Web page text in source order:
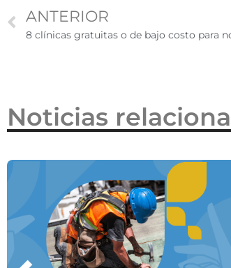
ANTERIOR
Noticias